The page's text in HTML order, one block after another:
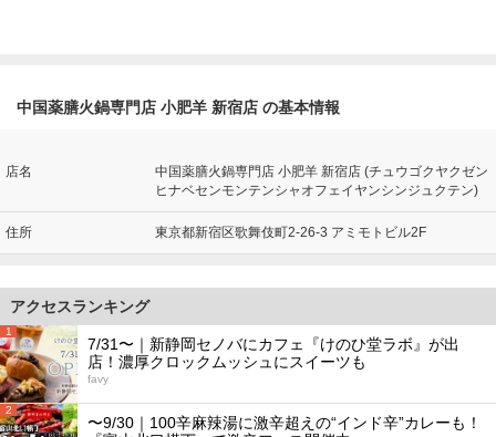
中国薬膳火鍋専門店 小肥羊 新宿店 の基本情報
店名
中国薬膳火鍋専門店 小肥羊 新宿店 (チュウゴクヤクゼン
ヒナベセンモンテンシャオフェイヤンシンジュクテン)
住所 東京都新宿区歌舞伎町2-26-3 アミモトビル2F
アクセスランキング
1
7/31〜｜新静岡セノバにカフェ『けのひ堂ラボ』が出
店！濃厚クロックムッシュにスイーツも
favy
2
〜9/30｜100辛麻辣湯に激辛超えの“インド辛”カレーも！